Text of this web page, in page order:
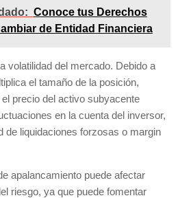
Conoce tus Derechos
de Entidad Financiera
volatilidad del mercado. Debido a
el tamaño de la posición,
precio del activo subyacente
en la cuenta del inversor,
de liquidaciones forzosas o margin
apalancamiento puede afectar
riesgo, ya que puede fomentar